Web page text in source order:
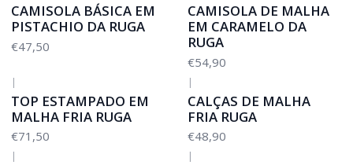
CAMISOLA BÁSICA EM
PISTACHIO DA RUGA
€47,50
CAMISOLA DE MALHA
EM CARAMELO DA
RUGA
€54,90
|
TOP ESTAMPADO EM
MALHA FRIA RUGA
€71,50
|
CALÇAS DE MALHA
FRIA RUGA
€48,90
| |